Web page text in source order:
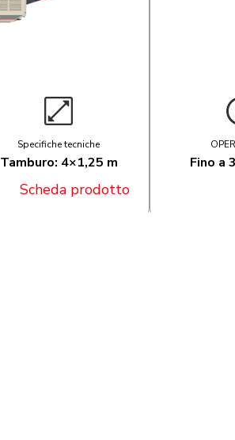
Specifiche tecniche
Tamburo: 4×1,25 m
Scheda prodotto
Fino a